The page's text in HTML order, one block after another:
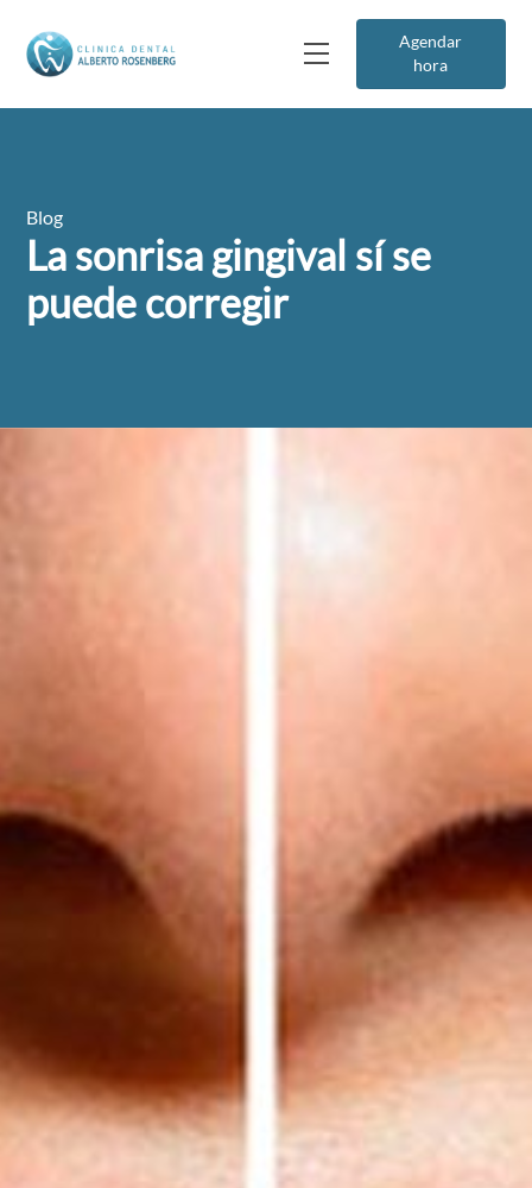
Agendar
hora
Blog
La sonrisa gingival sí se
puede corregir